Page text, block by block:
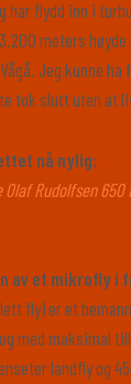
har flydd inn i
meters høyde
Jeg kunne
tok slutt uten at
nå nylig:
Rudolfsen
av et mikrofly i
fly) er et
med maksimal
landfly og